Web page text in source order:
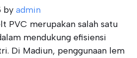
by admin
PVC merupakan salah satu
mendukung efisiensi
Di Madiun, penggunaan lem